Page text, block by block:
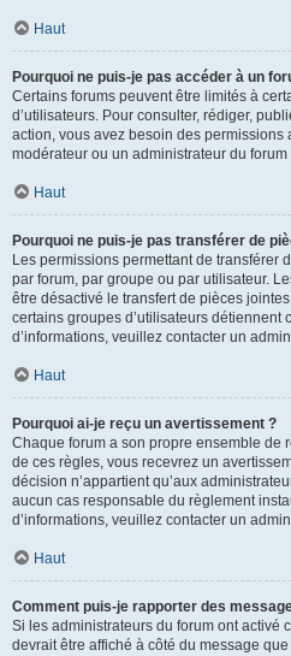
Haut
Pourquoi ne puis-je pas accéder à un
Certains forums peuvent être limités à
d’utilisateurs. Pour consulter, rédiger,
action, vous avez besoin des permissions
modérateur ou un administrateur du
Haut
Pourquoi ne puis-je pas transférer de
Les permissions permettant de transférer
par forum, par groupe ou par utilisateur.
être désactivé le transfert de pièces
certains groupes d’utilisateurs détiennent
d’informations, veuillez contacter un
Haut
Pourquoi ai-je reçu un avertissement ?
Chaque forum a son propre ensemble de
de ces règles, vous recevrez un
décision n’appartient qu’aux
aucun cas responsable du règlement
d’informations, veuillez contacter un
Haut
Comment puis-je rapporter des
Si les administrateurs du forum ont activé
devrait être affiché à côté du message